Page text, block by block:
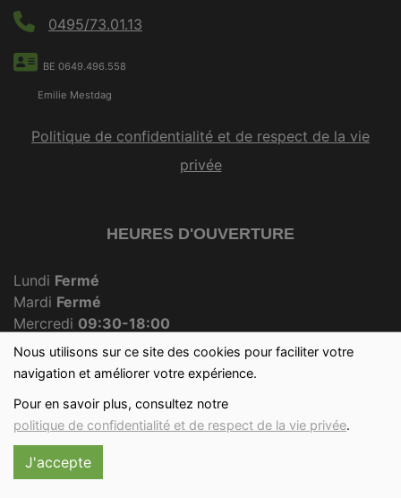
Nous utilisons sur ce site des cookies pour faciliter votre
navigation et améliorer votre expérience.
Pour en savoir plus, consultez notre
politique de confidentialité et de respect de la vie privée.
J'accepte
0495/73.01.13
BE 0649.496.558
Emilie Mestdag
Politique de confidentialité et de respect de la vie
privée
HEURES D'OUVERTURE
Lundi Fermé
Mardi Fermé
Mercredi 09:30-18:00
JeudiFermé
Vendredi 09:30-18:00
Dimanche09:30-12:00